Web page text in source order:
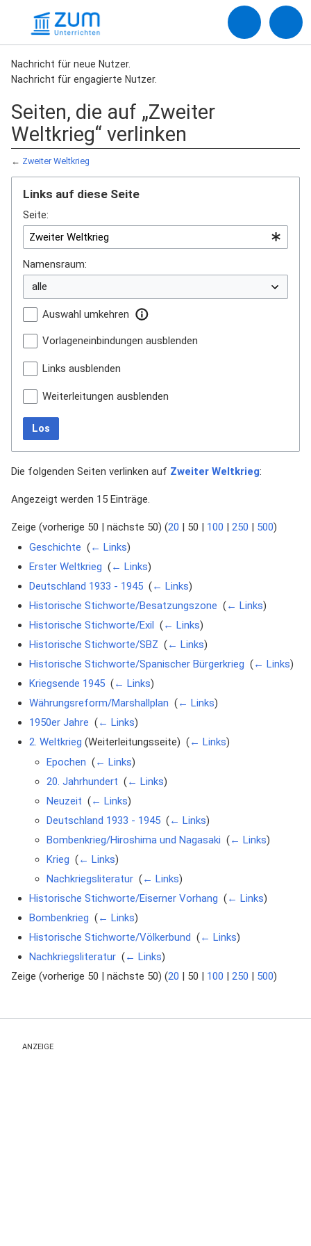
Nachricht für neue Nutzer.
Nachricht für engagierte Nutzer.
Seiten, die auf „Zweiter
Weltkrieg“ verlinken
← Zweiter Weltkrieg
Links auf diese Seite
Seite:
Namensraum:
Auswahl umkehren
Vorlageneinbindungen ausblenden
Links ausblenden
Weiterleitungen ausblenden
Los
Die folgenden Seiten verlinken auf Zweiter Weltkrieg:
Angezeigt werden 15 Einträge.
Zeige (vorherige 50 nächste 50) (20 50 100 250 500)
Geschichte (← Links)
Erster Weltkrieg (← Links)
Deutschland 1933 - 1945‎ (← Links)
Historische Stichworte/Besatzungszone (← Links)
Historische Stichworte/Exil (← Links)
Historische Stichworte/SBZ (← Links)
Historische Stichworte/Spanischer Bürgerkrieg (← Links)
Kriegsende 1945‎ (← Links)
Währungsreform/Marshallplan (← Links)
1950er Jahre (← Links)
2. Weltkrieg (Weiterleitungsseite) ‎ (← Links)
Epochen ‎(← Links)
20. Jahrhundert ‎(← Links)
Neuzeit ‎(← Links)
Deutschland 1933 - 1945 ‎(← Links)
Bombenkrieg/Hiroshima und Nagasaki ‎(← Links)
Krieg ‎(← Links)
Nachkriegsliteratur ‎(← Links)
Historische Stichworte/Eiserner Vorhang (← Links)
Bombenkrieg (← Links)
Historische Stichworte/Völkerbund (← Links)
Nachkriegsliteratur‎ (← Links)
Zeige (vorherige 50 | nächste 50) (20 | 50 | 100 | 250 | 500)
ANZEIGE